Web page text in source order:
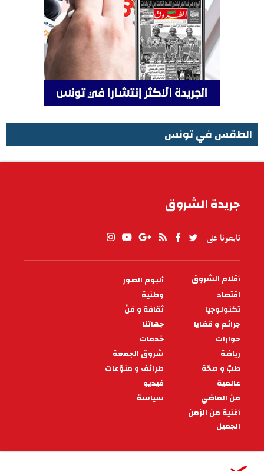
الطقس في تونس
جريدة الشروق
تابعونا على
PIED
DE
PAGE
أقلام الشروق
ألبوم الصور
اقتصاد
وطنية
تكنولوجيا
ثقافة و فنّ
جرائم و قضايا
جهاتنا
حوارات
خدمات
رياضة
شروق الجمعة
طبّ و صحّة
طرائف و منوّعات
عالمية
فيديو
من الماضي
سياسة
أغنية من الزمن
الجميل